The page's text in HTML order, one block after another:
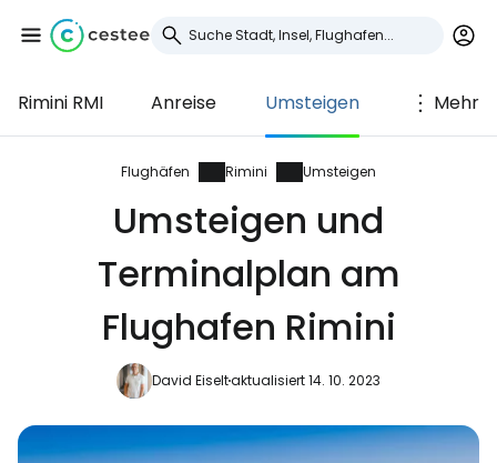
Rimini RMI Anreise Umsteigen Mehr
Flughäfen Rimini Umsteigen
Umsteigen und
Terminalplan am
Flughafen Rimini
David Eiseltaktualisiert 14. 10. 2023
Anmeldung bei
Cestee
... die weltweite Reise-Community
Weiter mit Google
Weiter mit Facebook